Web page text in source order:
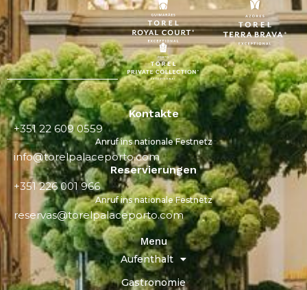
Kontakte
+351 22 609 0559
Anruf ins nationale Festnetz
info@torelpalaceporto.com
Reservierungen
+351 226 001 966
Anruf ins nationale Festnetz
reservas@torelpalaceporto.com
Menu
Aufenthalt
Gastronomie